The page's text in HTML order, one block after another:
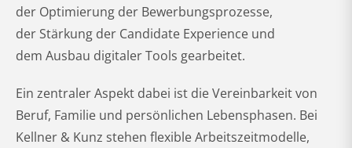
der Optimierung der Bewerbungsprozesse,
der Stärkung der Candidate Experience und
dem Ausbau digitaler Tools gearbeitet.
Ein zentraler Aspekt dabei ist die Vereinbarkeit von
Beruf, Familie und persönlichen Lebensphasen. Bei
Kellner & Kunz stehen flexible Arbeitszeitmodelle,